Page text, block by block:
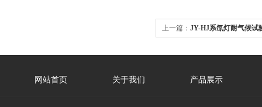
上一篇： JY-HJ系氙灯耐气候试
网站首页 关于我们 产品展示